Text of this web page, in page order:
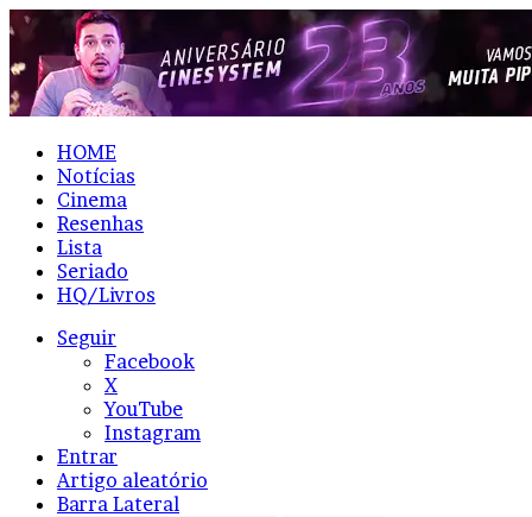
HOME
Notícias
Cinema
Resenhas
Lista
Seriado
HQ/Livros
Seguir
Facebook
X
YouTube
Instagram
Entrar
Artigo aleatório
Barra Lateral